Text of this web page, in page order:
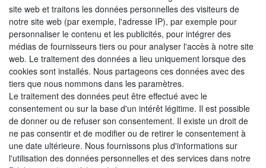
Moyens de paiement
Autres modes de paiement:
Paiement à réception de facture
Paiement anticipé
Nous trouver
site web et traitons les données personnelles des visiteurs de
notre site web (par exemple, l'adresse IP), par exemple pour
personnaliser le contenu et les publicités, pour intégrer des
médias de fournisseurs tiers ou pour analyser l'accès à notre site
web. Le traitement des données a lieu uniquement lorsque des
cookies sont installés. Nous partageons ces données avec des
tiers que nous nommons dans les paramètres.
Le traitement des données peut être effectué avec le
consentement ou sur la base d'un intérêt légitime. Il est possible
de donner ou de refuser son consentement. Il existe un droit de
ne pas consentir et de modifier ou de retirer le consentement à
une date ultérieure. Nous fournissons plus d'informations sur
l'utilisation des données personnelles et des services dans notre